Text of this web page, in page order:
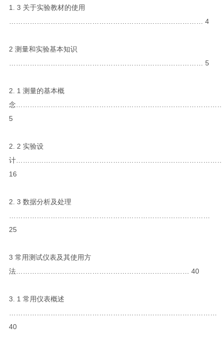
1. 3 关于实验教材的使用
………………………………………………………………………… 4
2 测量和实验基本知识
………………………………………………………………………… 5
2. 1 测量的基本概
念
5
2. 2 实验设
计
16
2. 3 数据分析及处理
25
3 常用测试仪表及其使用方
法………………………………………………………………… 40
3. 1 常用仪表概述
40